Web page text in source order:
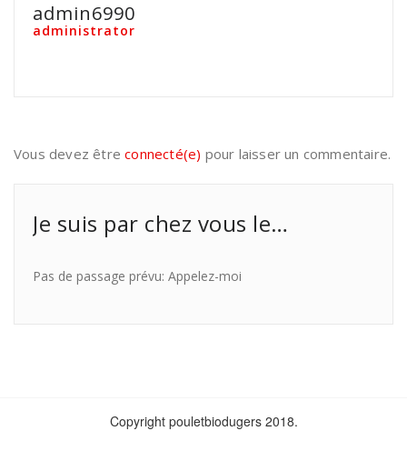
admin6990
administrator
Vous devez êtreconnecté(e) pour laisser un commentaire.
Je suis par chez vous le…
Pas de passage prévu: Appelez-moi
Copyright pouletbiodugers 2018.